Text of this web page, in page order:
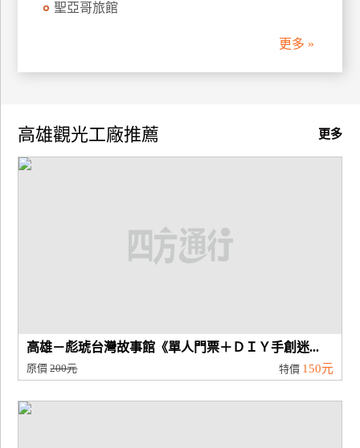
聖亞哥旅館
更多 »
更多
高雄觀光工廠推薦
高雄－彪琥台灣故事館《單人門票＋ＤＩＹ手創迷...
原價200元 特價 150元